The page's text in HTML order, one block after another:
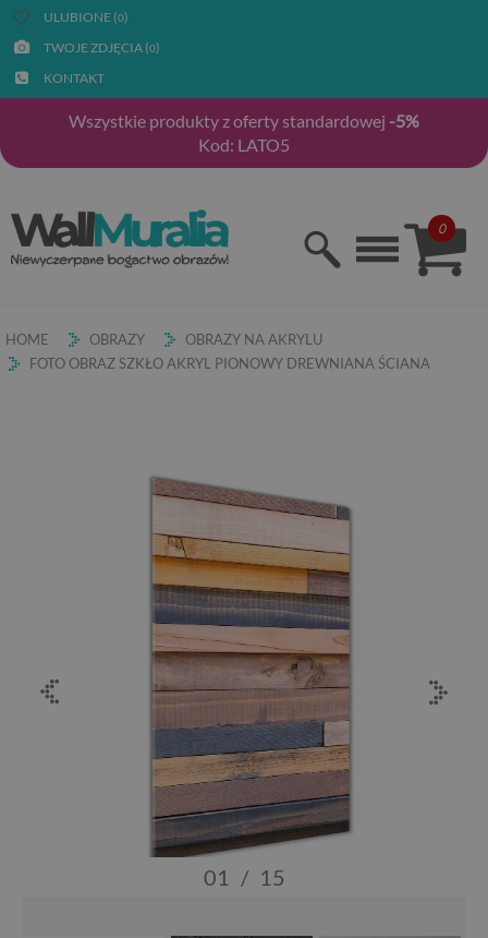
ULUBIONE (0)
TWOJE ZDJĘCIA (0)
KONTAKT
Wszystkie produkty z oferty standardowej -5%
Kod: LATO5
0
HOME OBRAZY
OBRAZY NA AKRYLU
FOTO OBRAZ SZKŁO AKRYL PIONOWY DREWNIANA ŚCIANA
01 / 15